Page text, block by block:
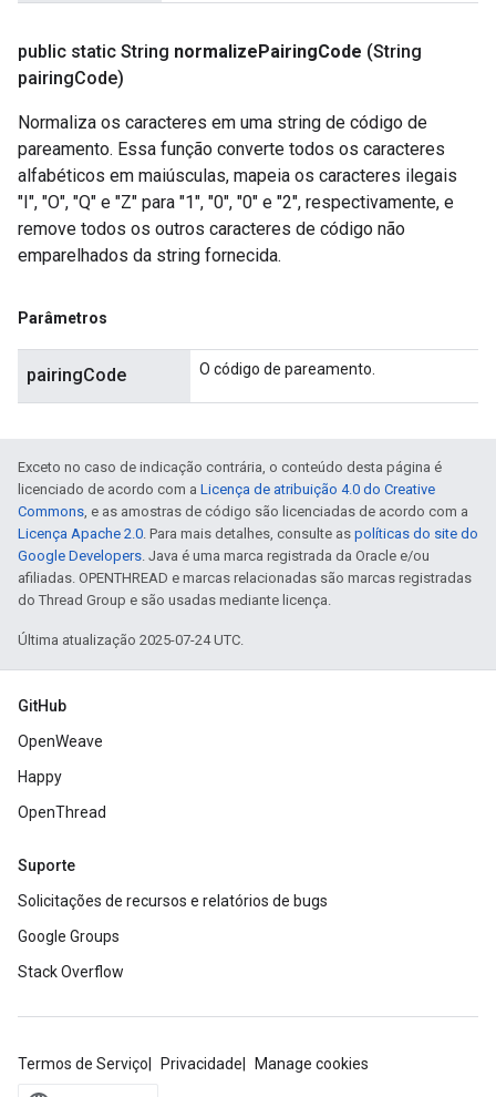
public static String normalizePairingCode (String
pairingCode)
Normaliza os caracteres em uma string de código de
pareamento. Essa função converte todos os caracteres
alfabéticos em maiúsculas, mapeia os caracteres ilegais
"I", "O", "Q" e "Z" para "1", "0", "0" e "2", respectivamente, e
remove todos os outros caracteres de código não
emparelhados da string fornecida.
Parâmetros
pairingCode O código de pareamento.
Exceto no caso de indicação contrária, o conteúdo desta página é
licenciado de acordo com a Licença de atribuição 4.0 do Creative
Commons, e as amostras de código são licenciadas de acordo com a
Licença Apache 2.0. Para mais detalhes, consulte as políticas do site do
Google Developers. Java é uma marca registrada da Oracle e/ou
afiliadas. OPENTHREAD e marcas relacionadas são marcas registradas
do Thread Group e são usadas mediante licença.
Última atualização 2025-07-24 UTC.
GitHub
OpenWeave
Happy
OpenThread
Suporte
Solicitações de recursos e relatórios de bugs
Google Groups
Stack Overflow
Termos de Serviço Privacidade Manage cookies